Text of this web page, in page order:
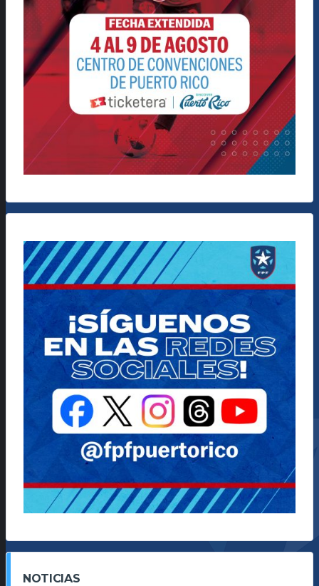
NOTICIAS